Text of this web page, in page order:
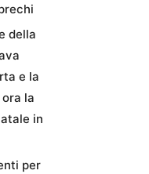
della
e la
la
in
per